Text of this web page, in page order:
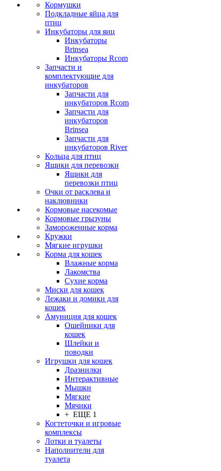
Кормушки
Подкладные яйца для
птиц
Инкубаторы для яиц
Инкубаторы
Brinsea
Инкубаторы Rcom
Запчасти и
комплектующие для
инкубаторов
Запчасти для
инкубаторов Rcom
Запчасти для
инкубаторов
Brinsea
Запчасти для
инкубаторов River
Кольца для птиц
Ящики для перевозки
Ящики для
перевозки птиц
Очки от расклева и
наклювники
Кормовые насекомые
Кормовые грызуны
Замороженные корма
Кружки
Мягкие игрушки
Корма для кошек
Влажные корма
Лакомства
Сухие корма
Миски для кошек
Лежаки и домики для
кошек
Амуниция для кошек
Ошейники для
кошек
Шлейки и
поводки
Игрушки для кошек
Дразнилки
Интерактивные
Мышки
Мягкие
Мячики
+ ЕЩЕ 1
Когтеточки и игровые
комплексы
Лотки и туалеты
Наполнители для
туалета